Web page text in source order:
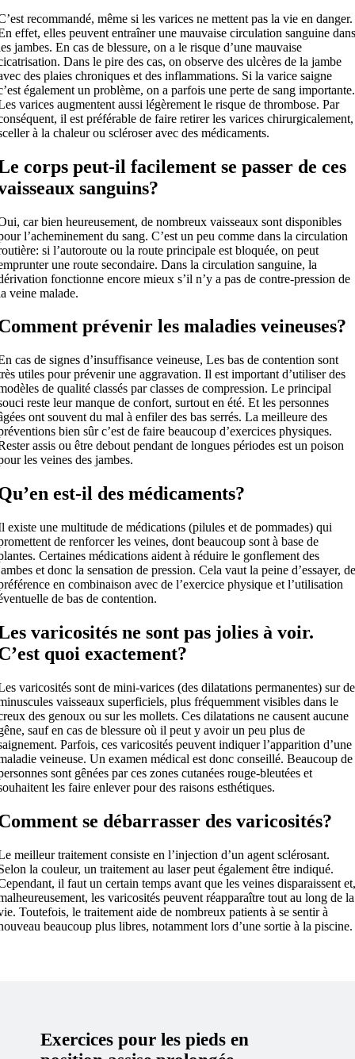
recommandé, même si les varices ne mettent pas la vie en danger.
effet, elles peuvent entraîner une mauvaise circulation sanguine
jambes. En cas de blessure, on a le risque d’une mauvaise
Dans le pire des cas, on observe des ulcères de la jambe
des plaies chroniques et des inflammations. Si la varice saigne
également un problème, on a parfois une perte de sang importante.
varices augmentent aussi légèrement le risque de thrombose. Par
il est préférable de faire retirer les varices chirurgicalement,
à la chaleur ou scléroser avec des médicaments.
corps peut-il facilement se passer de ces
sanguins?
car bien heureusement, de nombreux vaisseaux sont disponibles
l’acheminement du sang. C’est un peu comme dans la circulation
si l’autoroute ou la route principale est bloquée, on peut
une route secondaire. Dans la circulation sanguine, la
fonctionne encore mieux s’il n’y a pas de contre-pression de
veine malade.
prévenir les maladies veineuses?
cas de signes d’insuffisance veineuse, Les bas de contention sont
utiles pour prévenir une aggravation. Il est important d’utiliser des
de qualité classés par classes de compression. Le principal
reste leur manque de confort, surtout en été. Et les personnes
ont souvent du mal à enfiler des bas serrés. La meilleure des
bien sûr c’est de faire beaucoup d’exercices physiques.
assis ou être debout pendant de longues périodes est un poison
les veines des jambes.
est-il des médicaments?
existe une multitude de médications (pilules et de pommades) qui
de renforcer les veines, dont beaucoup sont à base de
Certaines médications aident à réduire le gonflement des
et donc la sensation de pression. Cela vaut la peine d’essayer,
en combinaison avec de l’exercice physique et l’utilisation
de bas de contention.
varicosités ne sont pas jolies à voir.
quoi exactement?
varicosités sont de mini-varices (des dilatations permanentes) sur de
vaisseaux superficiels, plus fréquemment visibles dans le
des genoux ou sur les mollets. Ces dilatations ne causent aucune
sauf en cas de blessure où il peut y avoir un peu plus de
Parfois, ces varicosités peuvent indiquer l’apparition d’une
veineuse. Un examen médical est donc conseillé. Beaucoup de
sont gênées par ces zones cutanées rouge-bleutées et
les faire enlever pour des raisons esthétiques.
se débarrasser des varicosités?
meilleur traitement consiste en l’injection d’un agent sclérosant.
la couleur, un traitement au laser peut également être indiqué.
il faut un certain temps avant que les veines disparaissent
les varicosités peuvent réapparaître tout au long de la
Toutefois, le traitement aide de nombreux patients à se sentir à
beaucoup plus libres, notamment lors d’une sortie à la piscine.
Exercices pour les pieds en